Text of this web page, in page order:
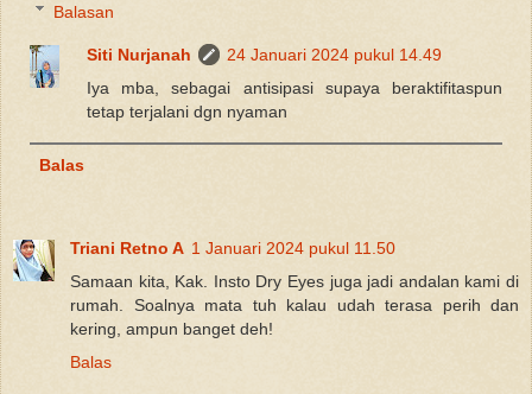
Balasan
Siti Nurjanah
24 Januari 2024 pukul 14.49
Iya mba, sebagai antisipasi supaya beraktifitaspun
tetap terjalani dgn nyaman
Balas
Triani Retno A 1 Januari 2024 pukul 11.50
Samaan kita, Kak. Insto Dry Eyes juga jadi andalan kami di
rumah. Soalnya mata tuh kalau udah terasa perih dan
kering, ampun banget deh!
Balas